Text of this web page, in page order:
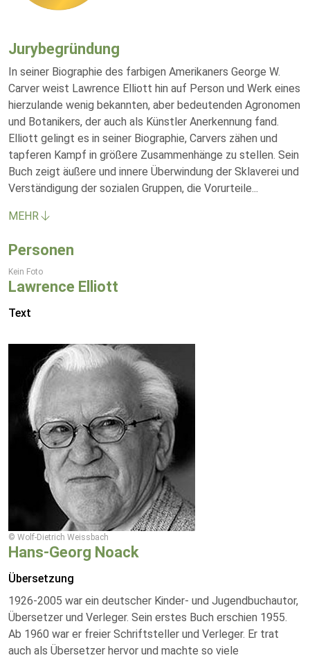
Jurybegründung
In seiner Biographie des farbigen Amerikaners George W.
Carver weist Lawrence Elliott hin auf Person und Werk eines
hierzulande wenig bekannten, aber bedeutenden Agronomen
und Botanikers, der auch als Künstler Anerkennung fand.
Elliott gelingt es in seiner Biographie, Carvers zähen und
tapferen Kampf in größere Zusammenhänge zu stellen. Sein
Buch zeigt äußere und innere Überwindung der Sklaverei und
Verständigung der sozialen Gruppen, die Vorurteile...
MEHR
Personen
Kein Foto
Lawrence Elliott
Text
© Wolf-Dietrich Weissbach
Hans-Georg Noack
Übersetzung
1926-2005 war ein deutscher Kinder- und Jugendbuchautor,
Übersetzer und Verleger. Sein erstes Buch erschien 1955.
Ab 1960 war er freier Schriftsteller und Verleger. Er trat
auch als Übersetzer hervor und machte so viele